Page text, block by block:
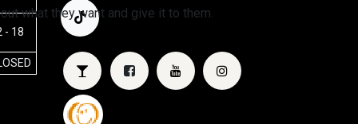
- 18
what they want and give it to them.